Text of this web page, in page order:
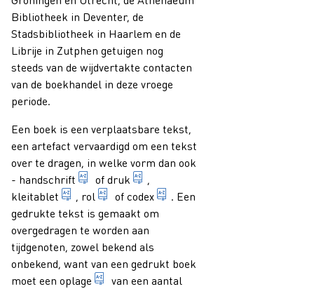
Bibliotheek in Deventer, de
Stadsbibliotheek in Haarlem en de
Librije in Zutphen getuigen nog
steeds van de wijdvertakte contacten
van de boekhandel in deze vroege
periode.
Een boek is een verplaatsbare tekst,
een artefact vervaardigd om een tekst
over te dragen, in welke vorm dan ook
- handschrift benaming voor een (in hoofdzaak) met de
ofdruk
,
kleitablet
tafeltje of tablet van gedroogde of gebakken
, rol handschrift in de vorm van een rol, in de
ofcodex tekst in boekvorm; dat wil
. Een
gedrukte tekst is gemaakt om
overgedragen te worden aan
tijdgenoten, zowel bekend als
onbekend, want van een gedrukt boek
moet een oplage deel van een druk dat alle exemplaren
van een aantal